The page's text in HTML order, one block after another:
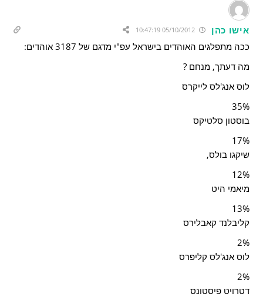
אישו כהן 05/10/2012 10:47:19
ככה מתפלגים האוהדים בישראל עפ"י מדגם של 3187 אוהדים:
מה דעתך, מנחם ?
לוס אנג'לס לייקרס
35%
בוסטון סלטיקס
17%
שיקגו בולס,
12%
מיאמי היט
13%
קליבלנד קאבלירס
2%
לוס אנג'לס קליפרס
2%
דטרויט פיסטונס